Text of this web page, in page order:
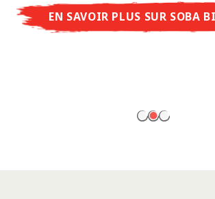
crémeux et gourmand avec
authentique du restaurant – à
EN SAVOIR PLUS SUR SOBA
DÉTAILS